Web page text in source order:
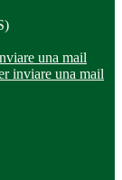
una mail
inviare una mail